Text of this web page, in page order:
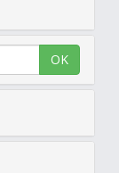
OK